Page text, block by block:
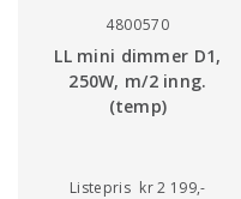
4800570
LL mini dimmer D1,
250W, m/2 inng.
(temp)
Listepris kr 2 199,-